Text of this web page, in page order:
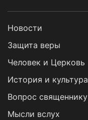
Новости
Защита веры
Человек и Церковь
История и культура
Вопрос священнику
Мысли вслух